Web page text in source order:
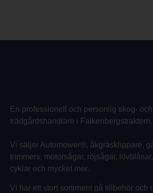
En professionell och personlig skog- och
trädgårdshandlare i Falkenbergstraktern.
Vi säljer Automower®, åkgräsklippare,
trimmers, motorsågar, röjsågar,
cyklar och mycket mer.
Vi har ett stort sortiment på tillbehör och